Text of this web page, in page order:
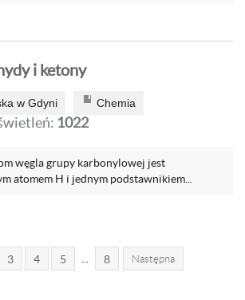
i ketony
w Gdyni Chemia
1022
węgla grupy karbonylowej jest
atomem H i jednym podstawnikiem...
3 4 5 8 Następna